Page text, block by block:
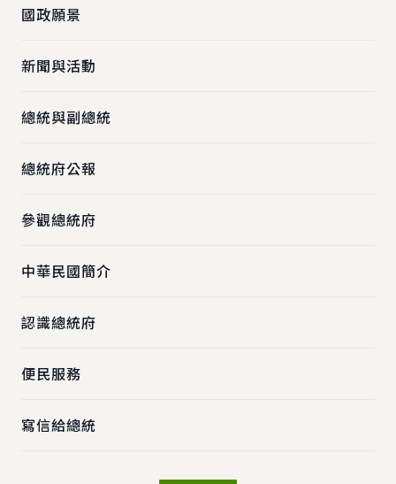
國政願景
新聞與活動
總統與副總統
總統府公報
參觀總統府
中華民國簡介
認識總統府
便民服務
寫信給總統